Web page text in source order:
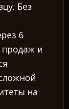
Без
6
и
на